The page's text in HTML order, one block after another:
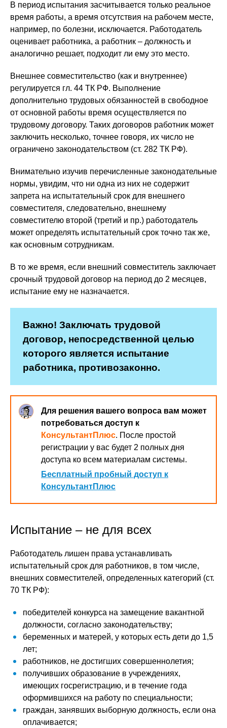
В период испытания засчитывается только реальное
время работы, а время отсутствия на рабочем месте,
например, по болезни, исключается. Работодатель
оценивает работника, а работник – должность и
аналогично решает, подходит ли ему это место.
Внешнее совместительство (как и внутреннее)
регулируется гл. 44 ТК РФ. Выполнение
дополнительно трудовых обязанностей в свободное
от основной работы время осуществляется по
трудовому договору. Таких договоров работник может
заключить несколько, точнее говоря, их число не
ограничено законодательством (ст. 282 ТК РФ).
Внимательно изучив перечисленные законодательные
нормы, увидим, что ни одна из них не содержит
запрета на испытательный срок для внешнего
совместителя, следовательно, внешнему
совместителю второй (третий и пр.) работодатель
может определять испытательный срок точно так же,
как основным сотрудникам.
В то же время, если внешний совместитель заключает
срочный трудовой договор на период до 2 месяцев,
испытание ему не назначается.
Важно! Заключать трудовой
договор, непосредственной целью
которого является испытание
работника, противозаконно.
Для решения вашего вопроса вам может
потребоваться доступ к
КонсультантПлюс. После простой
регистрации у вас будет 2 полных дня
доступа ко всем материалам системы.
Бесплатный пробный доступ к
КонсультантПлюс
Испытание – не для всех
Работодатель лишен права устанавливать
испытательный срок для работников, в том числе,
внешних совместителей, определенных категорий (ст.
70 ТК РФ):
победителей конкурса на замещение вакантной
должности, согласно законодательству;
беременных и матерей, у которых есть дети до 1,5
лет;
работников, не достигших совершеннолетия;
получивших образование в учреждениях,
имеющих госрегистрацию, и в течение года
оформившихся на работу по специальности;
граждан, занявших выборную должность, если она
оплачивается;